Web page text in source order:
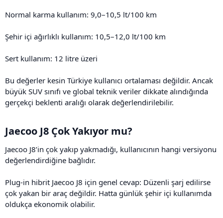
Normal karma kullanım: 9,0–10,5 lt/100 km
Şehir içi ağırlıklı kullanım: 10,5–12,0 lt/100 km
Sert kullanım: 12 litre üzeri
Bu değerler kesin Türkiye kullanıcı ortalaması değildir. Ancak
büyük SUV sınıfı ve global teknik veriler dikkate alındığında
gerçekçi beklenti aralığı olarak değerlendirilebilir.
Jaecoo J8 Çok Yakıyor mu?​
Jaecoo J8’in çok yakıp yakmadığı, kullanıcının hangi versiyonu
değerlendirdiğine bağlıdır.
Plug-in hibrit Jaecoo J8 için genel cevap: Düzenli şarj edilirse
çok yakan bir araç değildir. Hatta günlük şehir içi kullanımda
oldukça ekonomik olabilir.